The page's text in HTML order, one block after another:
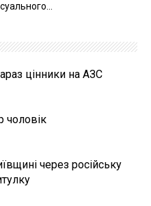
цінники на АЗС
чоловік
через російську